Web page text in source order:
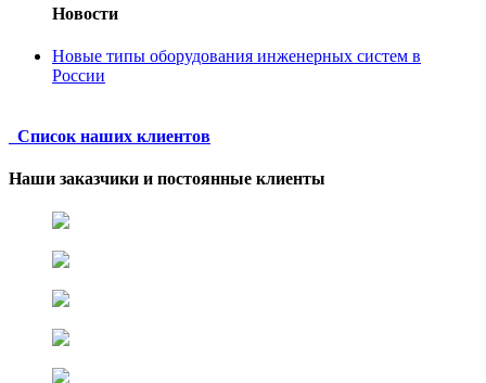
Новости
Новые типы оборудования инженерных систем в
России
Список наших клиентов
Наши заказчики и постоянные клиенты